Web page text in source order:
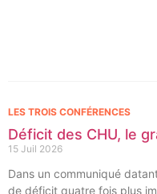
Déficit des CHU, le
15 Juil 2026
LES TROIS CONFÉRENCES
Dans un communiqué
de déficit quatre fois plus